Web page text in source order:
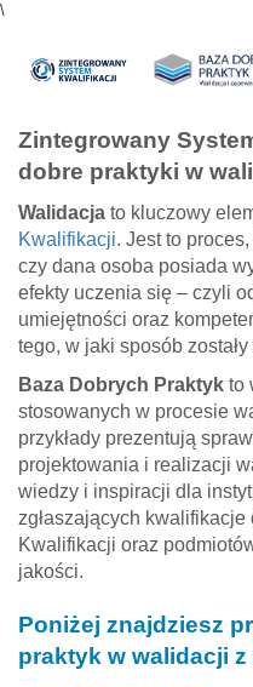
\
Zintegrowany
dobre praktyki w
Walidacja to kluczowy
Kwalifikacji. Jest to
czy dana osoba posiada
efekty uczenia się – czyli
umiejętności oraz
tego, w jaki sposób
Baza Dobrych Praktyk to
stosowanych w procesie
przykłady prezentują
projektowania i realizacji
wiedzy i inspiracji dla
zgłaszających
Kwalifikacji oraz
jakości.
Poniżej znajdziesz
praktyk w walidacji